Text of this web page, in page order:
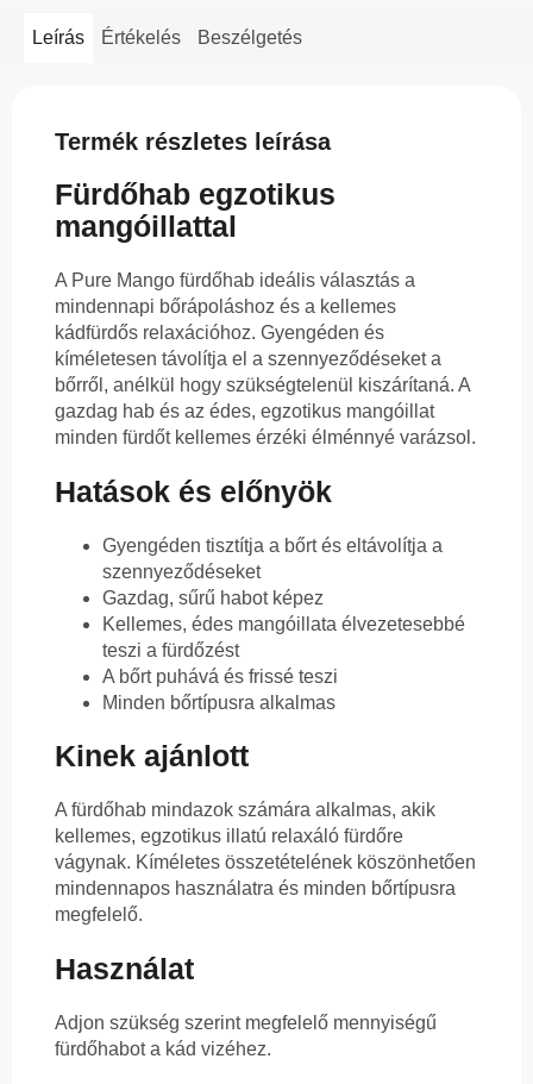
Leírás Értékelés Beszélgetés
Termék részletes leírása
Fürdőhab egzotikus
mangóillattal
A Pure Mango fürdőhab ideális választás a
mindennapi bőrápoláshoz és a kellemes
kádfürdős relaxációhoz. Gyengéden és
kíméletesen távolítja el a szennyeződéseket a
bőrről, anélkül hogy szükségtelenül kiszárítaná. A
gazdag hab és az édes, egzotikus mangóillat
minden fürdőt kellemes érzéki élménnyé varázsol.
Hatások és előnyök
Gyengéden tisztítja a bőrt és eltávolítja a
szennyeződéseket
Gazdag, sűrű habot képez
Kellemes, édes mangóillata élvezetesebbé
teszi a fürdőzést
A bőrt puhává és frissé teszi
Minden bőrtípusra alkalmas
Kinek ajánlott
A fürdőhab mindazok számára alkalmas, akik
kellemes, egzotikus illatú relaxáló fürdőre
vágynak. Kíméletes összetételének köszönhetően
mindennapos használatra és minden bőrtípusra
megfelelő.
Használat
Adjon szükség szerint megfelelő mennyiségű
fürdőhabot a kád vizéhez.